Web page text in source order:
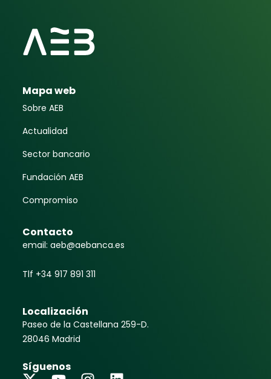
Mapa web
Sobre AEB
Actualidad
Sector bancario
Fundación AEB
Compromiso
Contacto
email: aeb@aebanca.es
Tlf +34 917 891 311
Localización
Paseo de la Castellana 259-D.
28046 Madrid
Síguenos